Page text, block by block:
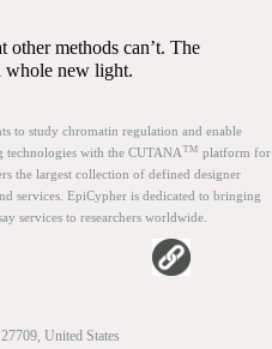
methods can’t. The
whole new light.
to study chromatin regulation and enable
technologies with the CUTANA™ platform for
the largest collection of defined designer
services. EpiCypher is dedicated to bringing
services to researchers worldwide.
United States